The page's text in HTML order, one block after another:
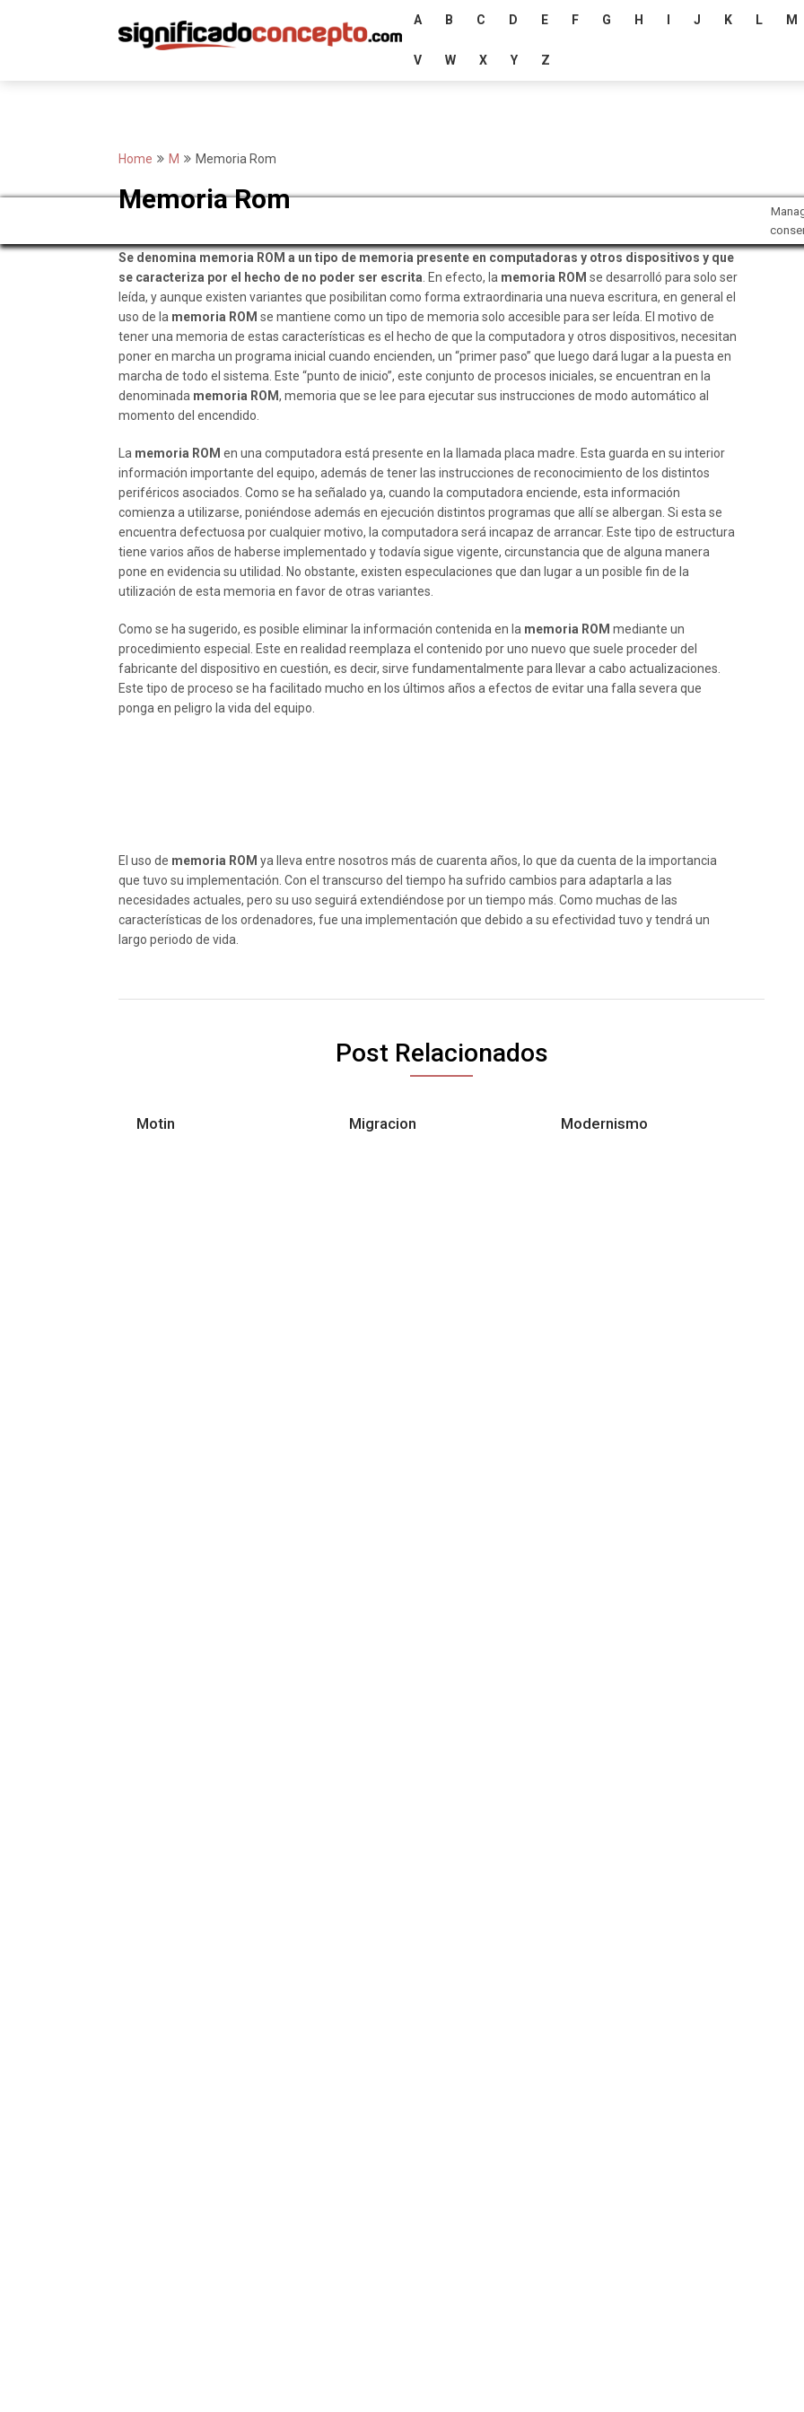
A B C D E F G H J K L M
V W X Y Z
Home M Memoria Rom
Memoria Rom
Se denomina memoria ROM a un tipo de memoria presente en computadoras y otros dispositivos y que
se caracteriza por el hecho de no poder ser escrita . En efecto, la memoria ROM se desarrolló para solo ser
leída, y aunque existen variantes que posibilitan como forma extraordinaria una nueva escritura, en general el
uso de la memoria ROM se mantiene como un tipo de memoria solo accesible para ser leída. El motivo de
tener una memoria de estas características es el hecho de que la computadora y otros dispositivos, necesitan
poner en marcha un programa inicial cuando encienden, un “primer paso” que luego dará lugar a la puesta en
marcha de todo el sistema. Este “punto de inicio”, este conjunto de procesos iniciales, se encuentran en la
denominada memoria ROM, memoria que se lee para ejecutar sus instrucciones de modo automático al
momento del encendido.
La memoria ROM en una computadora está presente en la llamada placa madre. Esta guarda en su interior
información importante del equipo, además de tener las instrucciones de reconocimiento de los distintos
periféricos asociados. Como se ha señalado ya, cuando la computadora enciende, esta información
comienza a utilizarse, poniéndose además en ejecución distintos programas que allí se albergan. Si esta se
encuentra defectuosa por cualquier motivo, la computadora será incapaz de arrancar. Este tipo de estructura
tiene varios años de haberse implementado y todavía sigue vigente, circunstancia que de alguna manera
pone en evidencia su utilidad. No obstante, existen especulaciones que dan lugar a un posible fin de la
utilización de esta memoria en favor de otras variantes.
Como se ha sugerido, es posible eliminar la información contenida en la memoria ROM mediante un
procedimiento especial. Este en realidad reemplaza el contenido por uno nuevo que suele proceder del
fabricante del dispositivo en cuestión, es decir, sirve fundamentalmente para llevar a cabo actualizaciones.
Este tipo de proceso se ha facilitado mucho en los últimos años a efectos de evitar una falla severa que
ponga en peligro la vida del equipo.
El uso de memoria ROM ya lleva entre nosotros más de cuarenta años, lo que da cuenta de la importancia
que tuvo su implementación. Con el transcurso del tiempo ha sufrido cambios para adaptarla a las
necesidades actuales, pero su uso seguirá extendiéndose por un tiempo más. Como muchas de las
características de los ordenadores, fue una implementación que debido a su efectividad tuvo y tendrá un
largo periodo de vida.
Post Relacionados
Motin Migracion Modernismo